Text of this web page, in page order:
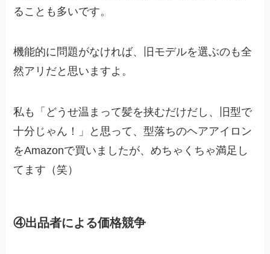
ることも多いです。
機能的に問題がなければ、旧モデルを選ぶのも全
然アリだと思いますよ。
私も「どうせ温まって髪を挟むだけだし、旧型で
十分じゃん！」と思って、型落ちのヘアアイロン
をAmazonで買いましたが、めちゃくちゃ満足し
てます（笑）
④出品者による価格競争